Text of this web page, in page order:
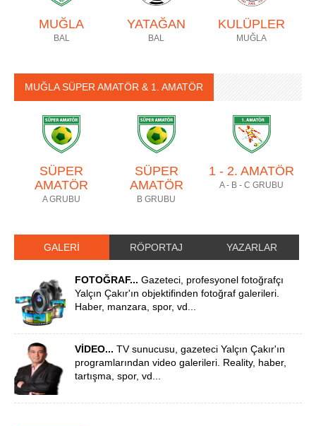
MUĞLA
BAL
YATAĞAN
BAL
KULÜPLER
MUĞLA
MUĞLA SÜPER AMATÖR & 1. AMATÖR
SÜPER
AMATÖR
A GRUBU
SÜPER
AMATÖR
B GRUBU
1 - 2. AMATÖR
A - B - C GRUBU
GALERİ RÖPORTAJ YAZARLAR
FOTOĞRAF... Gazeteci, profesyonel fotoğrafçı
Yalçın Çakır'ın objektifinden fotoğraf galerileri.
Haber, manzara, spor, vd...
VİDEO... TV sunucusu, gazeteci Yalçın Çakır'ın
programlarından video galerileri. Reality, haber,
tartışma, spor, vd...